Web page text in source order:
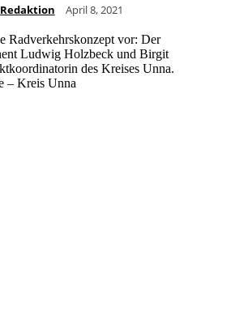
Redaktion April 8, 2021